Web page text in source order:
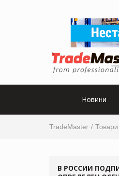
Новини
TradeMaster Товари
В РОССИИ